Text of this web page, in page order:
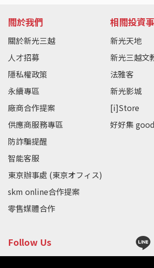
關於我們
關於新光三越
人才招募
隱私權政策
永續專區
廠商合作提案
供應商服務專區
防詐騙提醒
智能客服
東京辦事處 (東京オフィス)
skm online合作提案
零售媒體合作
相關投資
新光天地
新光三越文
法雅客
新光影城
[i]Store
好好集
Follow Us